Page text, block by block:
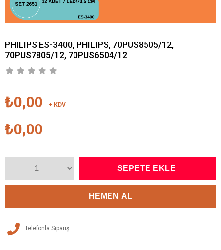
PHILIPS ES-3400, PHILIPS, 70PUS8505/12,
70PUS7805/12, 70PUS6504/12
₺0,00 + KDV
₺0,00
Telefonla Sipariş